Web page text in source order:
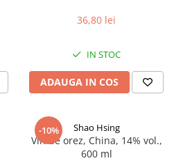
36,80 lei
IN STOC
ADAUGA IN COS
-10% Shao Hsing
Vin de orez, China, 14% vol.,
600 ml